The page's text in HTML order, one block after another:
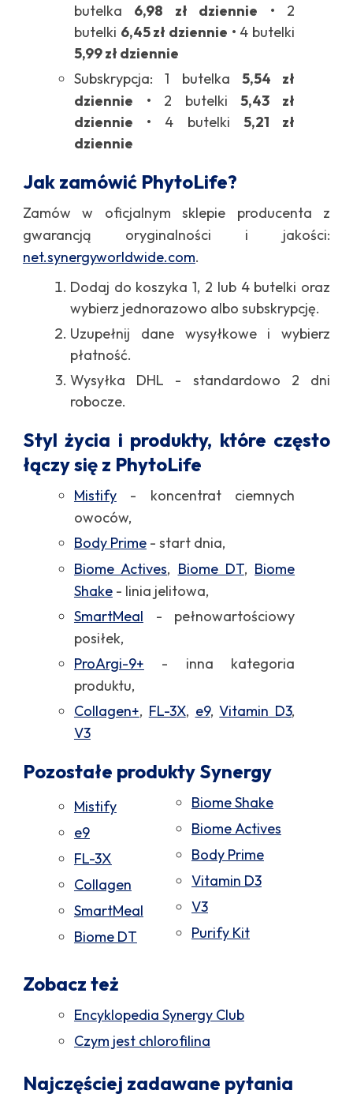
butelka 6,98 zł dziennie • 2
butelki 6,45 zł dziennie • 4 butelki
5,99 zł dziennie
Subskrypcja: 1 butelka 5,54 zł
dziennie • 2 butelki5,43 zł
dziennie • 4 butelki 5,21 zł
dziennie
Jak zamówić PhytoLife?
Zamów w oficjalnym sklepie producenta z
gwarancją oryginalności i jakości:
net.synergyworldwide.com.
Dodaj do koszyka 1, 2 lub 4 butelki oraz
wybierz jednorazowo albo subskrypcję.
Uzupełnij dane wysyłkowe i wybierz
płatność.
Wysyłka DHL - standardowo 2 dni
robocze.
Styl życia i produkty, które często
łączy się z PhytoLife
Mistify- koncentrat ciemnych
owoców,
Body Prime- start dnia,
Biome Actives, Biome DT, Biome
Shake- linia jelitowa,
SmartMeal - pełnowartościowy
posiłek,
ProArgi-9+ - inna kategoria
produktu,
Collagen+, FL-3X, e9,Vitamin D3,
V3
Pozostałe produkty Synergy
Mistify
e9
FL-3X
Collagen
SmartMeal
Biome DT
Biome Shake
Biome Actives
Body Prime
Vitamin D3
V3
Purify Kit
Zobacz też
Encyklopedia Synergy Club
Czym jest chlorofilina
Najczęściej zadawane pytania